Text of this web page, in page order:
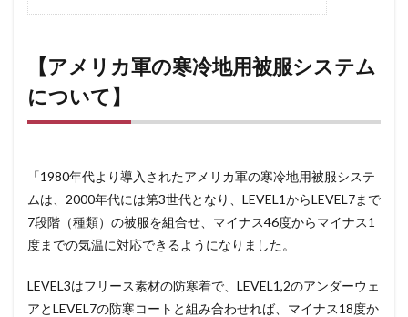
【アメリカ軍の寒冷地用被服システム
について】
「1980年代より導入されたアメリカ軍の寒冷地用被服システ
ムは、2000年代には第3世代となり、LEVEL1からLEVEL7まで
7段階（種類）の被服を組合せ、マイナス46度からマイナス1
度までの気温に対応できるようになりました。
LEVEL3はフリース素材の防寒着で、LEVEL1,2のアンダーウェ
アとLEVEL7の防寒コートと組み合わせれば、マイナス18度か